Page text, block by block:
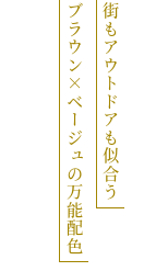
街もアウトドアも似合う
ブラウン×ベージュの万能配色